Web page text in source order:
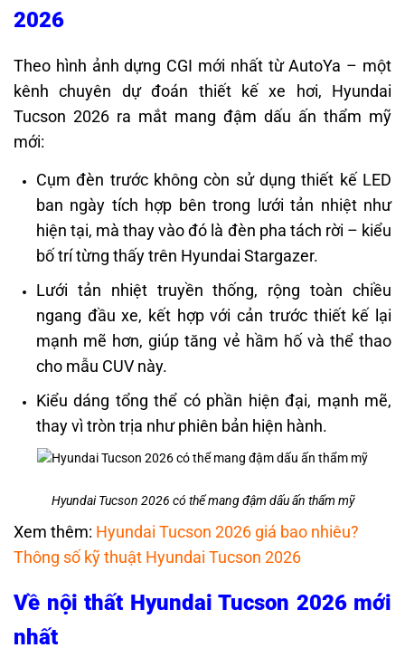
2026
Theo hình ảnh dựng CGI mới nhất từ AutoYa – một
kênh chuyên dự đoán thiết kế xe hơi, Hyundai
Tucson 2026 ra mắt mang đậm dấu ấn thẩm mỹ
mới:
Cụm đèn trước không còn sử dụng thiết kế LED
ban ngày tích hợp bên trong lưới tản nhiệt như
hiện tại, mà thay vào đó là đèn pha tách rời – kiểu
bố trí từng thấy trên Hyundai Stargazer.
Lưới tản nhiệt truyền thống, rộng toàn chiều
ngang đầu xe, kết hợp với cản trước thiết kế lại
mạnh mẽ hơn, giúp tăng vẻ hầm hố và thể thao
cho mẫu CUV này.
Kiểu dáng tổng thể có phần hiện đại, mạnh mẽ,
thay vì tròn trịa như phiên bản hiện hành.
Hyundai Tucson 2026 có thể mang đậm dấu ấn thẩm mỹ
Xem thêm: Hyundai Tucson 2026 giá bao nhiêu?
Thông số kỹ thuật Hyundai Tucson 2026
Về nội thất Hyundai Tucson 2026 mới
nhất